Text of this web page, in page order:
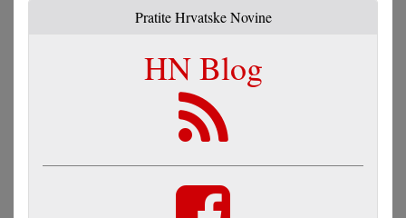
Pratite Hrvatske Novine
HN Blog